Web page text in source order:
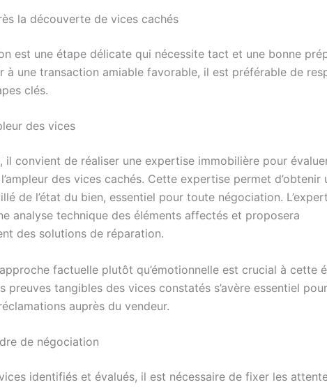
la découverte de vices cachés
est une étape délicate qui nécessite tact et une bonne
à une transaction amiable favorable, il est préférable de
clés.
des vices
il convient de réaliser une expertise immobilière pour
des vices cachés. Cette expertise permet d’obtenir
de l’état du bien, essentiel pour toute négociation. L’expert
analyse technique des éléments affectés et proposera
des solutions de réparation.
factuelle plutôt qu’émotionnelle est crucial à cette
preuves tangibles des vices constatés s’avère essentiel pour
auprès du vendeur.
de négociation
identifiés et évalués, il est nécessaire de fixer les